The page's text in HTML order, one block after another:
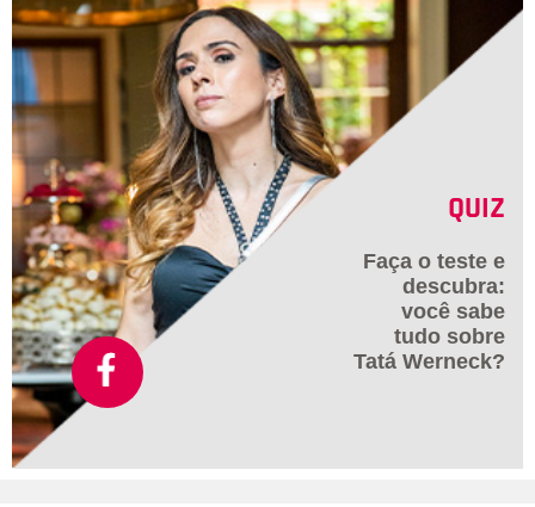
pesquisei minha ascendência recentemente e aprendi que eu
venho de um proprietário de escravos que se apaixonou e se
casou com um escravo. Eu tive que processar essa
revelação ao longo do tempo. Eu questionei o que significava
e tentei colocar isso em perspectiva. Eu agora acredito que é
por isso que Deus me abençoou com meus gêmeos. A
energia masculina e feminina foi capaz de coexistir e crescer
no meu sangue pela primeira vez. Oro para que eu seja capaz
de quebrar as maldições geracionais da minha família e que
meus filhos tenham vidas menos complicadas.
QUIZ
Faça o teste e
descubra:
você sabe
tudo sobre
Tatá Werneck?